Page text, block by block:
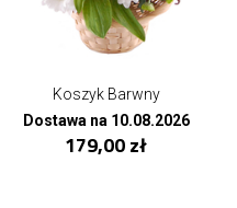
Koszyk Barwny
Dostawa na 10.08.2026
179,00 zł